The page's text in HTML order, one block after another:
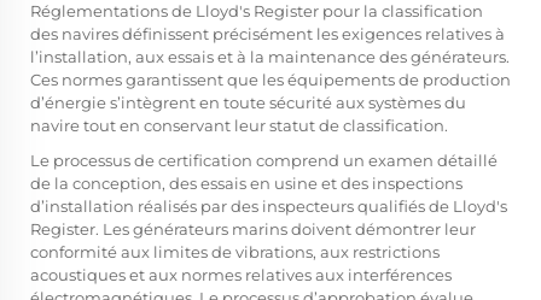
Réglementations de Lloyd's Register pour la classification
des navires définissent précisément les exigences relatives à
l’installation, aux essais et à la maintenance des générateurs.
Ces normes garantissent que les équipements de production
d’énergie s’intègrent en toute sécurité aux systèmes du
navire tout en conservant leur statut de classification.
Le processus de certification comprend un examen détaillé
de la conception, des essais en usine et des inspections
d’installation réalisés par des inspecteurs qualifiés de Lloyd's
Register. Les générateurs marins doivent démontrer leur
conformité aux limites de vibrations, aux restrictions
acoustiques et aux normes relatives aux interférences